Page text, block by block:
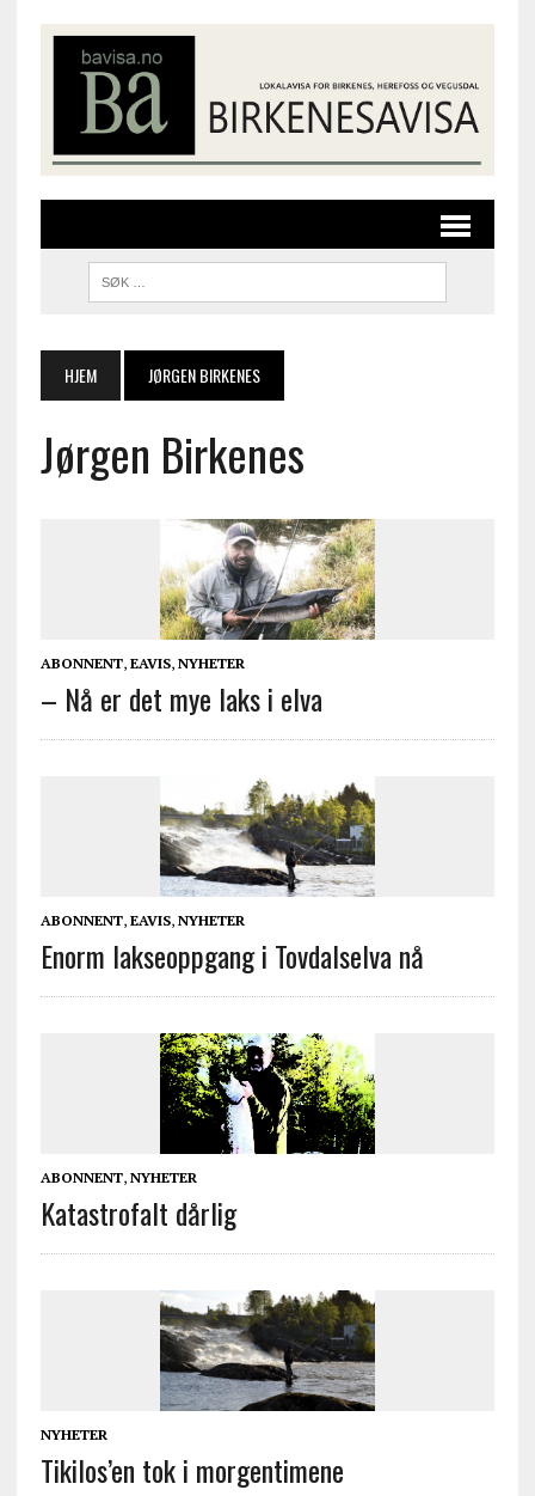
HJEM JØRGEN BIRKENES
Jørgen Birkenes
ABONNENT, EAVIS, NYHETER
– Nå er det mye laks i elva
ABONNENT, EAVIS, NYHETER
Enorm lakseoppgang i Tovdalselva nå
ABONNENT, NYHETER
Katastrofalt dårlig
NYHETER
Tikilos’en tok i morgentimene